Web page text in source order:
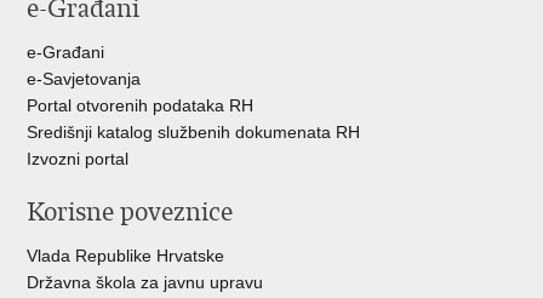
FacebookuTwitteru
e-Građani
e-Građani
e-Savjetovanja
Portal otvorenih podataka RH
Središnji katalog službenih dokumenata RH
Izvozni portal
Korisne poveznice
Vlada Republike Hrvatske
Državna škola za javnu upravu